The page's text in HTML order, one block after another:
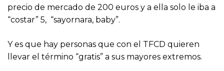
precio de mercado de 200 euros y a ella solo le iba a
“costar” 5, “sayornara, baby”.
Y es que hay personas que con el TFCD quieren
llevar el término “gratis” a sus mayores extremos.